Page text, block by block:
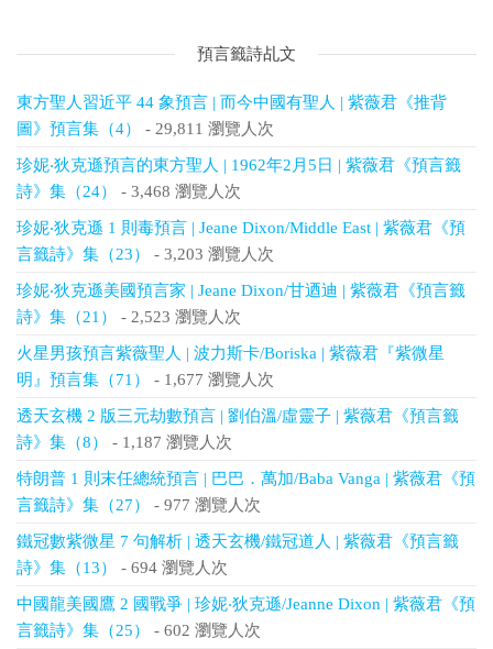
預言籤詩乩文
東方聖人習近平 44 象預言 | 而今中國有聖人 | 紫薇君《推背
圖》預言集（4）
- 29,811 瀏覽人次
珍妮‧狄克遜預言的東方聖人 | 1962年2月5日 | 紫薇君《預言籤
詩》集（24）
- 3,468 瀏覽人次
珍妮‧狄克遜 1 則毒預言 | Jeane Dixon/Middle East | 紫薇君《預
言籤詩》集（23）
- 3,203 瀏覽人次
珍妮‧狄克遜美國預言家 | Jeane Dixon/甘迺迪 | 紫薇君《預言籤
詩》集（21）
- 2,523 瀏覽人次
火星男孩預言紫薇聖人 | 波力斯卡/Boriska | 紫薇君『紫微星
明』預言集（71）
- 1,677 瀏覽人次
透天玄機 2 版三元劫數預言 | 劉伯溫/虛靈子 | 紫薇君《預言籤
詩》集（8）
- 1,187 瀏覽人次
特朗普 1 則末任總統預言 | 巴巴．萬加/Baba Vanga | 紫薇君《預
言籤詩》集（27）
- 977 瀏覽人次
鐵冠數紫微星 7 句解析 | 透天玄機/鐵冠道人 | 紫薇君《預言籤
詩》集（13）
- 694 瀏覽人次
中國龍美國鷹 2 國戰爭 | 珍妮‧狄克遜/Jeanne Dixon | 紫薇君《預
言籤詩》集（25）
- 602 瀏覽人次